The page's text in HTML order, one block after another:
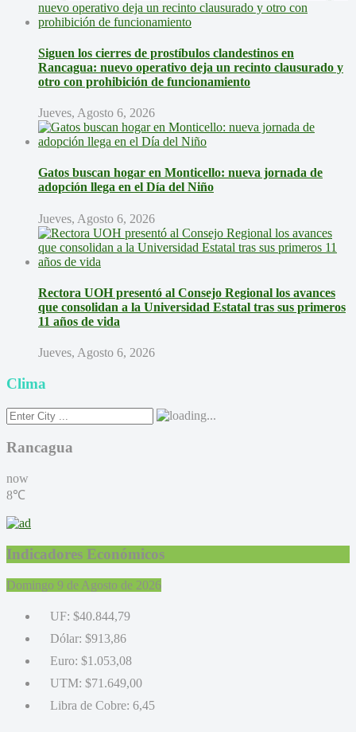
Siguen los cierres de prostíbulos clandestinos en
Rancagua: nuevo operativo deja un recinto clausurado y
otro con prohibición de funcionamiento
Jueves, Agosto 6, 2026
Gatos buscan hogar en Monticello: nueva jornada de
adopción llega en el Día del Niño
Jueves, Agosto 6, 2026
Rectora UOH presentó al Consejo Regional los avances
que consolidan a la Universidad Estatal tras sus primeros
11 años de vida
Jueves, Agosto 6, 2026
Clima
Rancagua
now
8℃
Indicadores Económicos
Domingo 9 de Agosto de 2026
UF: $40.844,79
Dólar: $913,86
Euro: $1.053,08
UTM: $71.649,00
Libra de Cobre: 6,45